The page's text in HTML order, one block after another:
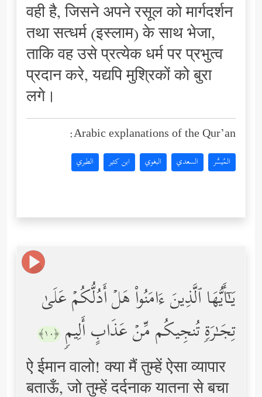
वही है, जिसने अपने रसूल को मार्गदर्शन
तथा सत्धर्म (इस्लाम) के साथ भेजा,
ताकि वह उसे प्रत्येक धर्म पर प्रभुत्व
प्रदान करे, यद्यपि मुश्रिकों को बुरा
लगे।
Arabic explanations of the Qur’an:
المُيسَّر السعدي البغوي ابن كثير الطبري
یَـٰۤأَیُّهَا ٱلَّذِینَ ءَامَنُواْ هَلۡ أَدُلُّكُمۡ عَلَىٰ
تِجَـٰرَةࣲ تُنجِیكُم مِّنۡ عَذَابٍ أَلِیمࣲ ﴿١٠﴾
ऐ ईमान वालो! क्या मैं तुम्हें ऐसा व्यापार
बताऊँ, जो तुम्हें दर्दनाक यातना से बचा